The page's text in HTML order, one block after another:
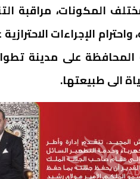
المكونات، مراقبة
الإجراءات
المحافظة على مدينة
الى طبيعتها.